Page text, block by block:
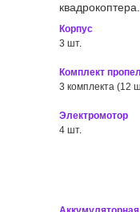
квадрокоптера.
Корпус
3 шт.
Комплект
3 комплекта (12
Электромотор
4 шт.